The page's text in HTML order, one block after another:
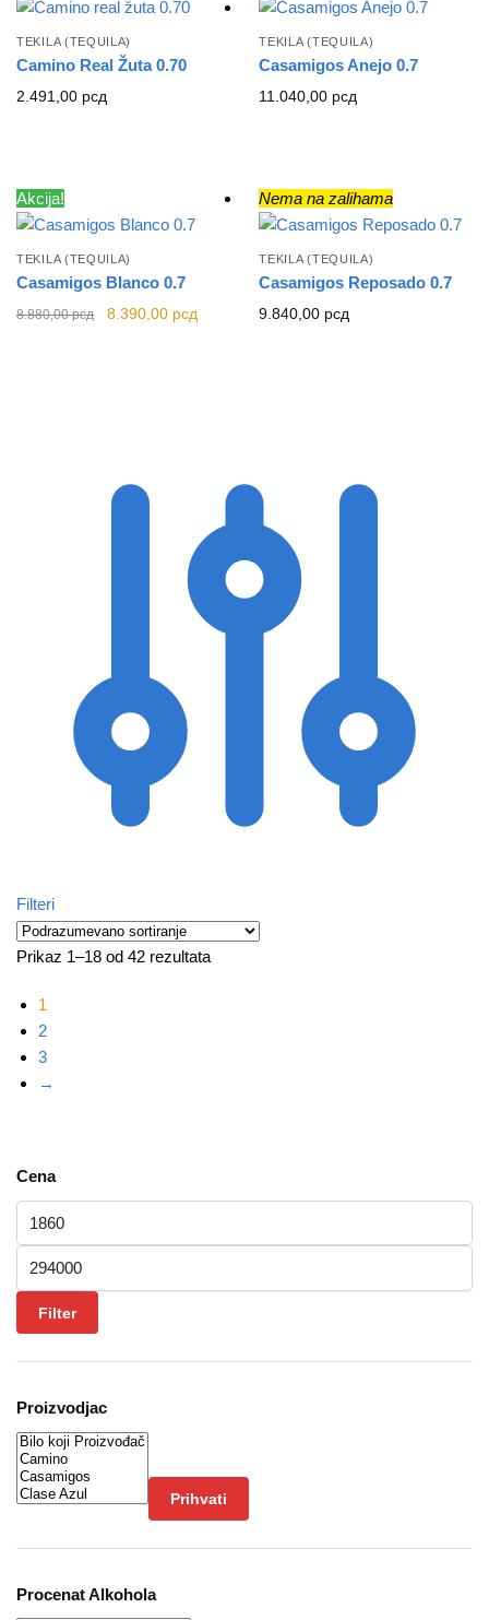
TEKILA (TEQUILA)
Camino Real Žuta 0.70
2.491,00 рсд
TEKILA (TEQUILA)
Casamigos Anejo 0.7
11.040,00 рсд
Akcija!
TEKILA (TEQUILA)
Casamigos Blanco 0.7
8.880,00рсд
Originalna
8.390,00 рсд Trenutna
Nema na zalihama
TEKILA (TEQUILA)
Casamigos Reposado 0.7
9.840,00 рсд
Filteri
Prikaz 1–18 od 42 rezultata
1
2
3
→
Cena
Minimalna cena
Maksimalna cena
Filter
Proizvodjac
Prihvati
Procenat Alkohola